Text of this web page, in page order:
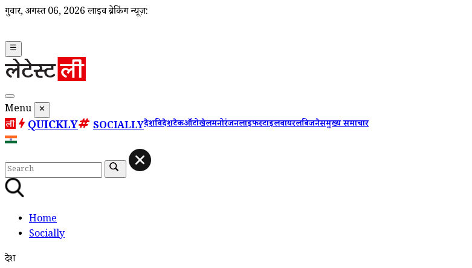
गुरूवार, अगस्त 06, 2026 लाइव ब्रेकिंग न्यूज़:
☰
Menu ✕
QUICKLY SOCIALLYदेशविदेशटेकऑटोखेलमनोरंजनलाइफस्टाइलवायरलबिजनेसमुख्य समाचार
Home
Socially
देश